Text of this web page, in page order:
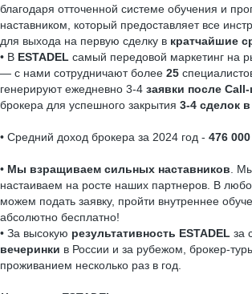
благодаря отточенной системе обучения и
наставником, который предоставляет все
для выхода на первую сделку в кратчайшие
• В ESTADEL самый передовой маркетинг на
— с нами сотрудничают более 25
генерируют ежедневно 3-4 заявки после
брокера для успешного закрытия 3-4 сделок
• Средний доход брокера за 2024 год - 476 000
• Мы взращиваем сильных наставников .
настаиваем на росте наших партнеров. В
можем подать заявку, пройти внутреннее
абсолютно бесплатно!
• За высокую результативность ESTADEL за
вечеринки в России и за рубежом, брокер-
проживанием несколько раз в год.